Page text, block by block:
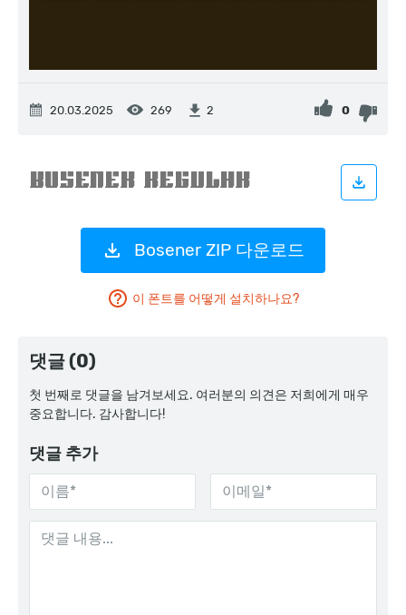
20.03.2025 269 2 0
Bosener ZIP 다운로드
이 폰트를 어떻게 설치하나요?
댓글 (0)
첫 번째로 댓글을 남겨보세요. 여러분의 의견은 저희에게 매우
중요합니다. 감사합니다!
댓글 추가